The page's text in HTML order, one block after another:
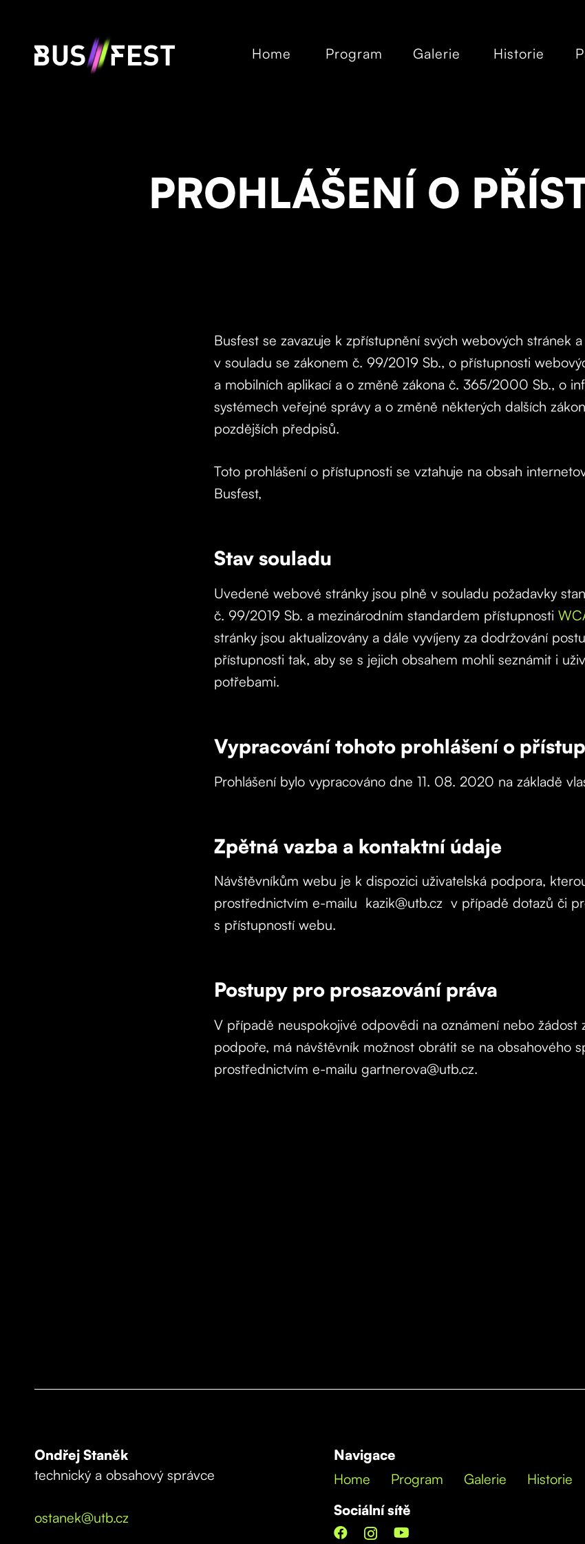
Home Program Galerie Historie
PROHLÁŠENÍ O
Busfest se zavazuje k zpřístupnění svých webových stránek
v souladu se zákonem č. 99/2019 Sb., o přístupnosti
a mobilních aplikací a o změně zákona č. 365/2000 Sb., o
systémech veřejné správy a o změně některých dalších
pozdějších předpisů.
Toto prohlášení o přístupnosti se vztahuje na obsah
Busfest,
Stav souladu
Uvedené webové stránky jsou plně v souladu požadavky
č. 99/2019 Sb. a mezinárodním standardem přístupnosti
stránky jsou aktualizovány a dále vyvíjeny za dodržování
přístupnosti tak, aby se s jejich obsahem mohli seznámit i
potřebami.
Vypracování tohoto prohlášení o
Prohlášení bylo vypracováno dne 11. 08. 2020 na základě
Zpětná vazba a kontaktní údaje
Návštěvníkům webu je k dispozici uživatelská podpora,
prostřednictvím e-mailu kazik@utb.cz v případě dotazů či
s přístupností webu.
Postupy pro prosazování práva
V případě neuspokojivé odpovědi na oznámení nebo žádost
podpoře, má návštěvník možnost obrátit se na obsahového
prostřednictvím e-mailu gartnerova@utb.cz.
Ondřej Staněk
technický a obsahový správce
ostanek@utb.cz
Navigace
Home
Program Galerie Historie
Sociální sítě